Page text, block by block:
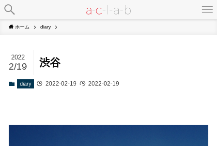
ホーム diary
渋谷
2022
2/19
diary 2022-02-19 2022-02-19